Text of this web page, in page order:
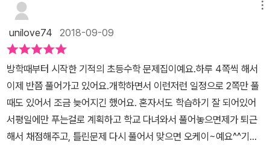
이지로 '익힘책 문제'를 풀어보게 되는데요.기적특강이 중간에 쏙~
해주며기억해야하는 집중 개념은 '기적특강'으로다시한번 상기시켜
줍니다.A단계 '교과서 개념'은 단원당 2일치로 정리해보게 되고,A단
계에서 '교과서 개념 플러스'를 통해서정리된 구조로 개념정리, 머리
에 설정!A단계 마무리에서는 개념 Activity로단원의 개념을 담은 재
미로 즐기게 되는수학 놀이 시간도 담겨있네요.B단계로 들어가며 처
음 시작은'학교시험 100점 문제'서울 지역은 보통 중간고사/기말고
사는 없지만그래도 단원평가들은 종종 있곤 하죠.물론 선생님따라 없
기가 많이 어려운가봅니다. ​ #쌓기나무 단원 평가에서 앞, 뒤, 옆 모
습을 그려내 보는 문제들에서 오답이 꽤 많아요.너무 안타까운 모습
이에요 ㅠ.ㅠ다시 가베를 꺼내들고 직육면체를 쌓아가며 모양을 살펴
보고저학년 때 했던 것 처럼 하나하나 차근차근 진행했어요.덕분에
시간은 학습에 시간은 오래 걸렸어요.그래도 이해하는 것이 더 중요
하니까 하나하나 짚어가며 확인했어요. 그래도 2단원 비례식과 비
례 배분은 #개념이해가 그리 나쁘지 않았어요.마지막 마무리 단계인
단원평가까지 풀이해 본 결과대부분 문제를 맞추네요.아무래도 #기
적의계산법으로 #연산을 함께 학습하니 더 #도움이 많이 되는 것 같
unilove74 2018-09-09
방학때부터 시작한 기적의 초등수학 문제집이예요.하루 4쪽씩 해서
이제 반쯤 풀어가고 있어요.개학하면서 이런저런 일정으로 2쪽만 풀
때도 있어서 조금 늦어지긴 했어요. 혼자서도 학습하기 잘 되어있어
서평일에만 푸는걸로 계획하고 학교 다녀와서 풀어놓으면제가 퇴근
해서 채점해주고, 틀린문제 다시 풀어서 맞으면 오케이~예요^^​기적